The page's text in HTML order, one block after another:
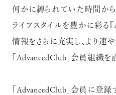
のアート
記憶に残
何かに縛られていた時間か
ライフスタイルを豊かに彩る
情報をさらに充実し、より速
「AdvancedClub」会員組織を
「AdvancedClub」会員に登